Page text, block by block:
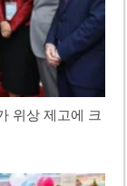
위상 제고에 크